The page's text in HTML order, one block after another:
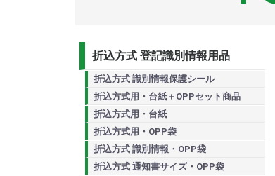
折込方式 登記識別情報用品
折込方式 識別情報保護シール
折込方式用・台紙＋OPPセット商品
折込方式用・台紙
折込方式用・OPP袋
折込方式 識別情報・OPP袋
折込方式 通知書サイズ・OPP袋